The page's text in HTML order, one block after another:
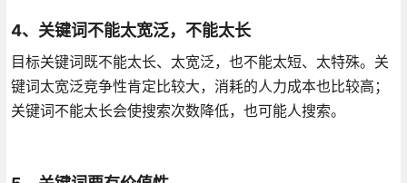
4、关键词不能太宽泛，不能太长
目标关键词既不能太长、太宽泛，也不能太短、太特殊。关
键词太宽泛竞争性肯定比较大，消耗的人力成本也比较高；
关键词不能太长会使搜索次数降低，也可能人搜索。